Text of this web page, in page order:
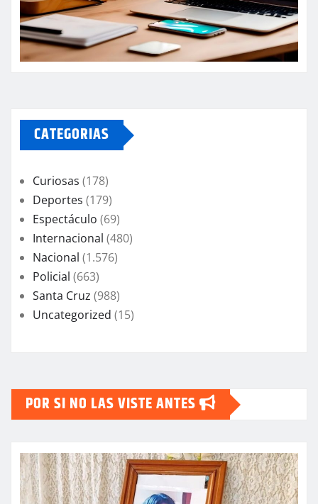
CATEGORIAS
Curiosas (178)
Deportes (179)
Espectáculo (69)
Internacional (480)
Nacional (1.576)
Policial (663)
Santa Cruz (988)
Uncategorized (15)
POR SI NO LAS VISTE ANTES